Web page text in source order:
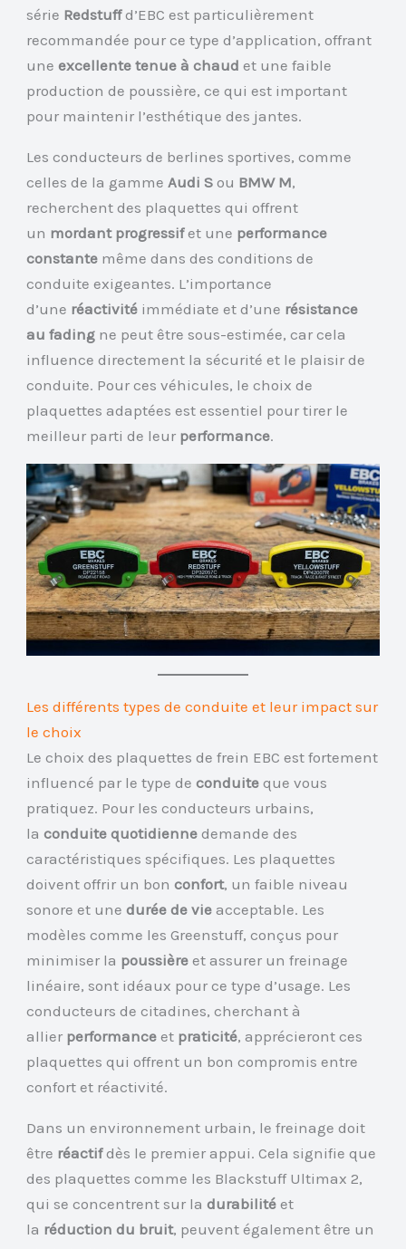
série Redstuffd’EBC est particulièrement
recommandée pour ce type d’application, offrant
uneexcellente tenue à chaud et une faible
production de poussière, ce qui est important
pour maintenir l’esthétique des jantes.
Les conducteurs de berlines sportives, comme
celles de la gamme Audi S ou BMW M,
recherchent des plaquettes qui offrent
un mordant progressifet une performance
constante même dans des conditions de
conduite exigeantes. L’importance
d’une réactivité immédiate et d’une résistance
au fading ne peut être sous-estimée, car cela
influence directement la sécurité et le plaisir de
conduite. Pour ces véhicules, le choix de
plaquettes adaptées est essentiel pour tirer le
meilleur parti de leur performance.
Les différents types de conduite et leur impact sur
le choix
Le choix des plaquettes de frein EBC est fortement
influencé par le type deconduite que vous
pratiquez. Pour les conducteurs urbains,
laconduite quotidienne demande des
caractéristiques spécifiques. Les plaquettes
doivent offrir un bonconfort, un faible niveau
sonore et unedurée de vie acceptable. Les
modèles comme les Greenstuff, conçus pour
minimiser la poussière et assurer un freinage
linéaire, sont idéaux pour ce type d’usage. Les
conducteurs de citadines, cherchant à
allier performance et praticité, apprécieront ces
plaquettes qui offrent un bon compromis entre
confort et réactivité.
Dans un environnement urbain, le freinage doit
être réactifdès le premier appui. Cela signifie que
des plaquettes comme les Blackstuff Ultimax 2,
qui se concentrent sur ladurabilité et
la réduction du bruit, peuvent également être un